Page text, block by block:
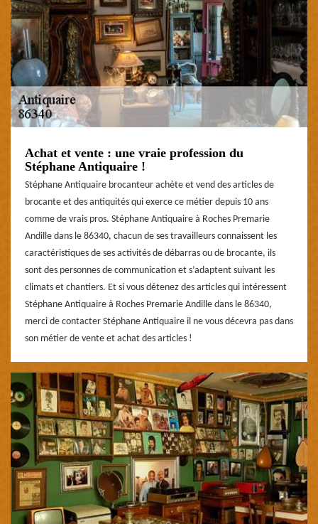
Achat et vente : une vraie profession du
Stéphane Antiquaire !
Stéphane Antiquaire brocanteur achète et vend des articles de
brocante et des antiquités qui exerce ce métier depuis 10 ans
comme de vrais pros. Stéphane Antiquaire à Roches Premarie
Andille dans le 86340, chacun de ses travailleurs connaissent les
caractéristiques de ses activités de débarras ou de brocante, ils
sont des personnes de communication et s’adaptent suivant les
climats et chantiers. Et si vous détenez des articles qui intéressent
Stéphane Antiquaire à Roches Premarie Andille dans le 86340,
merci de contacter Stéphane Antiquaire il ne vous décevra pas dans
son métier de vente et achat des articles !